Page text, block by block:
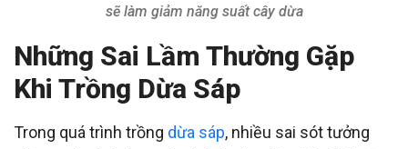
sẽ làm giảm năng suất cây dừa
Những Sai Lầm Thường Gặp
Khi Trồng Dừa Sáp
Trong quá trình trồng dừa sáp, nhiều sai sót tưởng